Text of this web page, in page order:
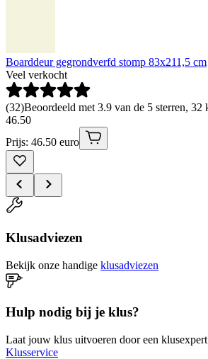
Boarddeur gegrondverfd stomp 83x211,5 cm
Veel verkocht
(32)Beoordeeld met 3.9 van de 5 sterren, 32
46.50
Prijs: 46.50 euro
Klusadviezen
Bekijk onze handige klusadviezen
Hulp nodig bij je klus?
Laat jouw klus uitvoeren door een
Klusservice